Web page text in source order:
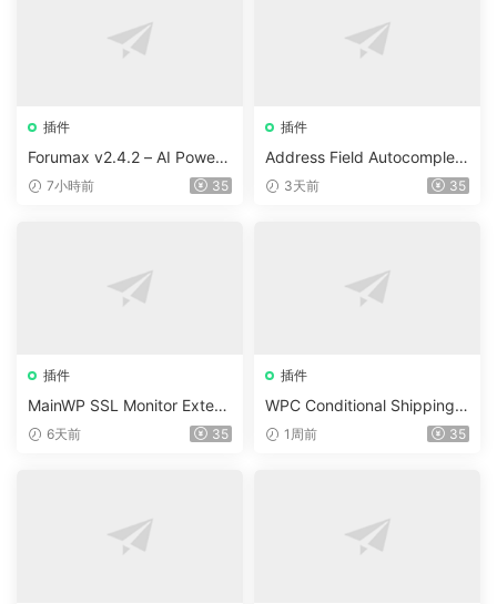
插件
Forumax v2.4.2 – AI Powere
d Advanced Community For
7小時前 35
插件
Address Field Autocomplete
For WooCommerce v1.3.2
3天前 35
插件
MainWP SSL Monitor Extens
ion v5.2
6天前 35
插件
WPC Conditional Shipping &
Payments (Premium) v1.0.2
1周前 35